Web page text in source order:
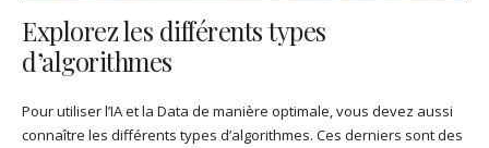
Explorez les différents types
d’algorithmes
Pour utiliser l’IA et la Data de manière optimale, vous devez aussi
connaître les différents types d’algorithmes. Ces derniers sont des